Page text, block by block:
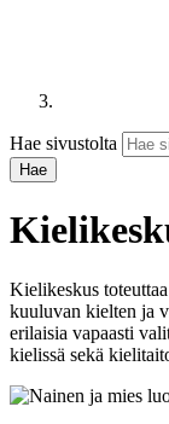
Hae sivustolta
Kielikeskus
kuuluvan kielten ja
erilaisia vapaasti
kielissä sekä